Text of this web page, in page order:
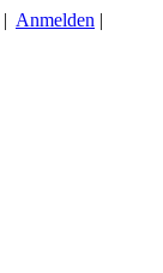
| Anmelden |